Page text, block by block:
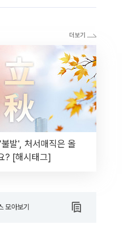
발', 처서매직은 올
? [해시태그]
모아보기